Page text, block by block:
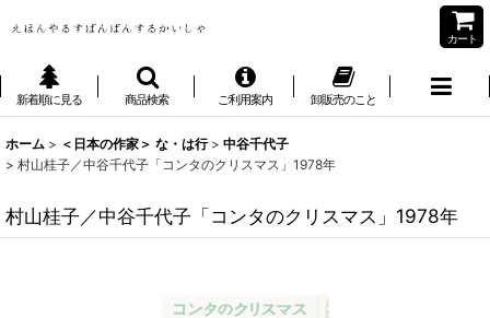
カート
新着順に見る 商品検索 ご利用案内 卸販売のこと
ホーム > ＜日本の作家＞ な・は行 > 中谷千代子
> 村山桂子／中谷千代子「コンタのクリスマス」1978年
村山桂子／中谷千代子「コンタのクリスマス」1978年